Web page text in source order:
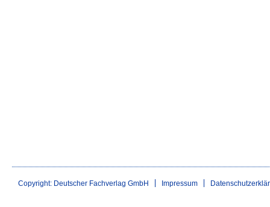
Copyright: Deutscher Fachverlag GmbH Impressum